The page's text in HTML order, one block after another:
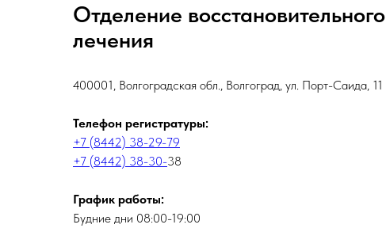
Отделение восстановительного
лечения
400001, Волгоградская обл., Волгоград, ул. Порт-Саида, 11
Телефон регистратуры:
+7 (8442) 38-29-79
+7 (8442) 38-30-38
График работы:
Будние дни 08:00-19:00